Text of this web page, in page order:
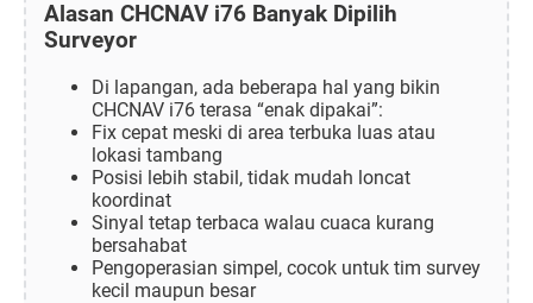
Alasan CHCNAV i76 Banyak Dipilih
Surveyor
Di lapangan, ada beberapa hal yang bikin
CHCNAV i76 terasa “enak dipakai”:
Fix cepat meski di area terbuka luas atau
lokasi tambang
Posisi lebih stabil, tidak mudah loncat
koordinat
Sinyal tetap terbaca walau cuaca kurang
bersahabat
Pengoperasian simpel, cocok untuk tim survey
kecil maupun besar